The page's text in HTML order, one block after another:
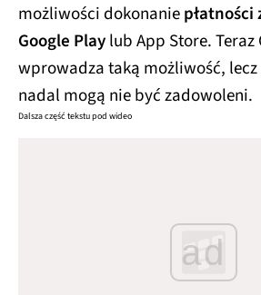
możliwości dokonanie
Google Playlub App Store. Teraz
wprowadza taką możliwość,
nadal mogą nie być zadowoleni.
Dalsza część tekstu pod wideo
ad